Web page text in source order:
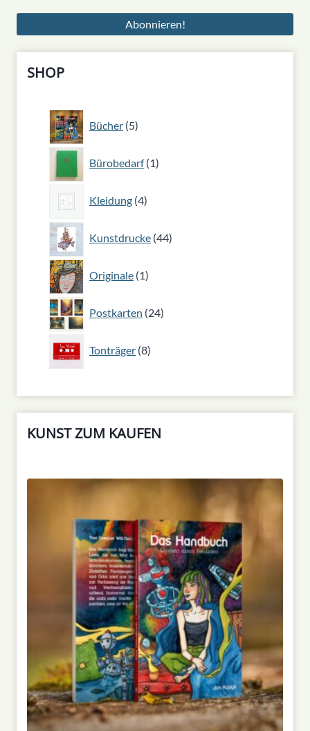
SHOP
Bücher 5
5
Produkte
Bürobedarf 1
1
Produkt
Kleidung 4
4
Produkte
Kunstdrucke 44
44
Produkte
Originale 1
1
Produkt
Postkarten 24
24
Produkte
Tonträger 8
8
Produkte
KUNST ZUM KAUFEN